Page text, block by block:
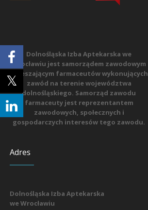
Dolnośląska Izba Aptekarska we
Wrocławiu jest samorządem zawodowym
zrzeszającym farmaceutów wykonujących
zawód na terenie województwa
dolnośląskiego. Samorząd zawodu
farmaceuty jest reprezentantem
zawodowych, społecznych i
gospodarczych interesów tego zawodu.
Adres
Dolnośląska Izba Aptekarska
we Wrocławiu